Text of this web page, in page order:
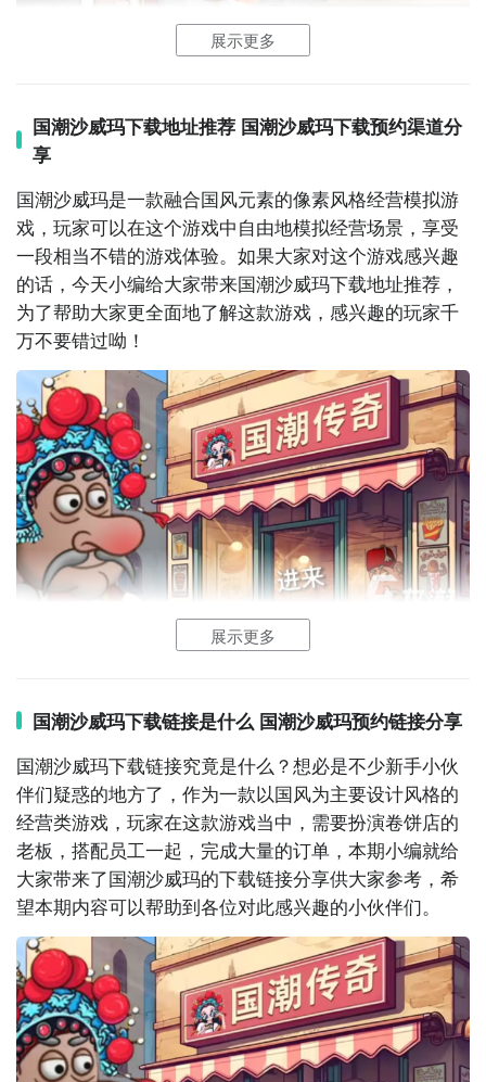
要提前备好菜才能够在最短的时间内获得客人的好评，
玩家在游戏中获得的金币也可以用于升级自己的店面以
及购买更多的视频种类。
消费者。为了确保食材的新鲜，还需要合理的管理食材
的库存，避免出现浪费。玩家还可以招聘员工，针对员
工去进行培训，可以有效提升员工的工作效率，以及服
去完成营销推广，其中包括社交媒体推广以及广告宣传
可以迅速提升餐厅的知名度。
游戏中还有丰富的食材，玩家可以根据个人的喜好去做
出选择，整个制作的过程比较精细，可以把各种食材全
部都搭配在一起。另外游戏不定期还会有一些特殊的事
件，例如美食比赛，还有节日庆典，玩家可以参与这些
特殊事件去得到一些丰厚的奖励。整个游戏的界面会有
直观的设计，可以让玩家轻松找到自己所需要的功能按
上面所为大家介绍的就是国潮沙威玛下载地址，玩家要
作还是比较简单的，可以通过点击等一系列方法去完成
对应的操作，例如制作美食还有管理餐厅等等。
【国潮沙威玛】最新版预约/下载地址
》》》》》#国潮沙威玛#《《《《《
相信各位读者已经迫不及待地想要知道该游戏的上线
了，不过据小编知悉的消息，PC云玩版本、移植版本已
上架，手游版本尚在研发中，大家敬请期待。不过没关
系，我们在体验该游戏之前，还是需要了解一下这个游
戏的背景的：《国潮沙威玛》是一款充满创意与文化气
息的模拟经营游戏。游戏将中东经典街头美食——沙威
玛与中国本土的“国潮”风格相结合，创造出一种全新的
美食体验。作为一名沙威玛摊主，你将挑战自己在现代
都市中经营一家属于自己的美食小店，通过调配独特的
风味和创新的菜品吸引顾客，打造属于你的美食传奇。
如果大家想要在该游戏中取得不一样的游戏体验，或者
打算实现一些优异的自我成就，那么可千万不要错过下
面这部分，由小编为大家整理的游戏攻略 ，首先，我们
需要掌握基本制作流程。初始时，只有基础的沙威玛食
材和制作方法。熟悉食材的搭配和沙威玛的烹饪流程，
然后我们需要牢记并了解顾客的需求，因为游戏中的各
种顾客NPC们都有着不同的口味偏好，比如有的人喜欢
辣味、有的人喜欢清淡。通过观察顾客的反应，逐步了
解他们的需求，做出相应的调整。通过顾客反馈，可以
提升顾客满意度和店铺评分。
展示更多
国潮沙威玛下载地址推荐 国潮沙威玛下载预约渠道分
享
国潮沙威玛是一款融合国风元素的像素风格经营模拟游
戏，玩家可以在这个游戏中自由地模拟经营场景，享受
一段相当不错的游戏体验。如果大家对这个游戏感兴趣
的话，今天小编给大家带来国潮沙威玛下载地址推荐，
为了帮助大家更全面地了解这款游戏，感兴趣的玩家千
万不要错过呦！
》》》》》#国潮沙威玛#《《《《《
上方就是这个游戏的下载预约链接，所以感兴趣的玩家
们抓紧点击链接预约下载吧！
玩法丰富
游戏的核心机制在于制作沙威玛卷饼，这不仅考验玩家
的手速，还挑战他们的观察力。在这个游戏中，玩家必
须精通各种食材的摆放顺序，掌握制作多样化口味沙威
玛卷饼的技巧，以满足顾客的多样化需求。
展示更多
国潮沙威玛下载链接是什么 国潮沙威玛预约链接分享
国潮沙威玛下载链接究竟是什么？想必是不少新手小伙
伴们疑惑的地方了，作为一款以国风为主要设计风格的
经营类游戏，玩家在这款游戏当中，需要扮演卷饼店的
老板，搭配员工一起，完成大量的订单，本期小编就给
大家带来了国潮沙威玛的下载链接分享供大家参考，希
望本期内容可以帮助到各位对此感兴趣的小伙伴们。